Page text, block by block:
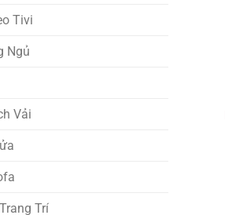
Tivi
Ngủ
Vải
Trí